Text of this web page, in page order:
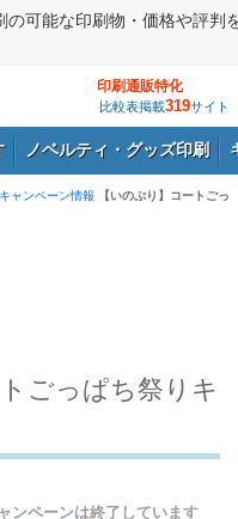
の可能な印刷物・価格や評判
印刷通販特化
比較表掲載319サイト
ノベルティ・グッズ印刷
ャンペーン情報
【いのぷり】コートごっ
ごっぱち祭りキ
ンペーンは終了しています